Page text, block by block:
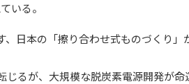
いる。
日本の「擦り合わせ式ものづくり」
るが、大規模な脱炭素電源開発が命